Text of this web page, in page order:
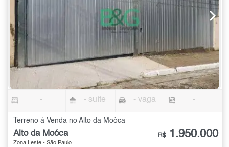
- - suíte - vaga -
Terreno à Venda no Alto da Moóca
Alto da Moóca
Zona Leste - São Paulo
R$ 1.950.000